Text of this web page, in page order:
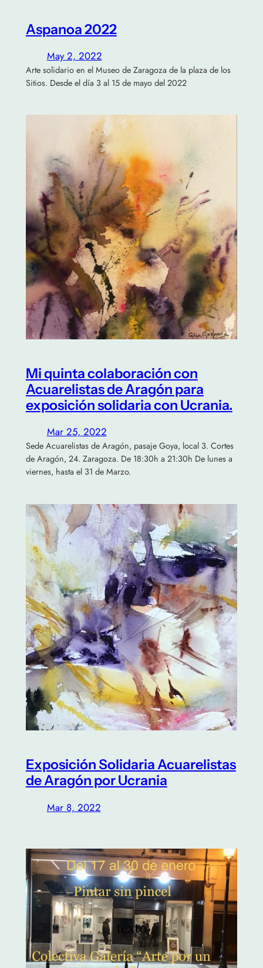
Aspanoa 2022
May 2, 2022
Arte solidario en el Museo de Zaragoza de la plaza de los
Sitios. Desde el día 3 al 15 de mayo del 2022
Mi quinta colaboración con
Acuarelistas de Aragón para
exposición solidaria con Ucrania.
Mar 25, 2022
Sede Acuarelistas de Aragón, pasaje Goya, local 3. Cortes
de Aragón, 24. Zaragoza. De 18:30h a 21:30h De lunes a
viernes, hasta el 31 de Marzo.
Exposición Solidaria Acuarelistas
de Aragón por Ucrania
Mar 8, 2022